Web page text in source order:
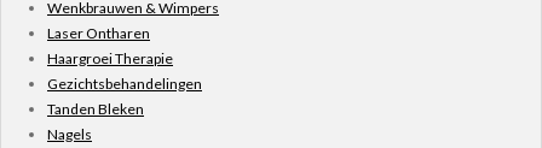
Wenkbrauwen & Wimpers
Laser Ontharen
Haargroei Therapie
Gezichtsbehandelingen
Tanden Bleken
Nagels